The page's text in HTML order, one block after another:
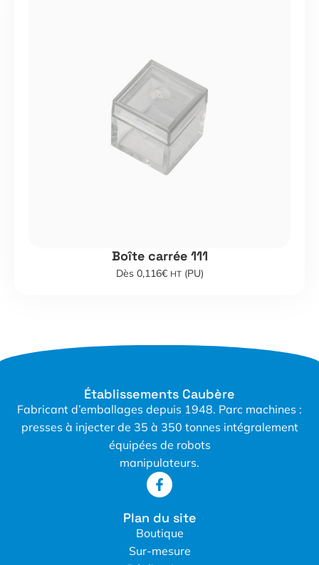
Boîte carrée 111
Dès 0,116€ HT(PU)
Établissements Caubère
Fabricant d’emballages depuis 1948. Parc machines :
presses à injecter de 35 à 350 tonnes intégralement
équipées de robots
manipulateurs.
Plan du site
Boutique
Sur-mesure